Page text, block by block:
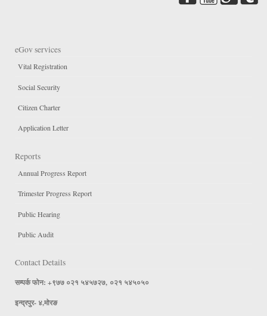
eGov services
Vital Registration
Social Security
Citizen Charter
Application Letter
Reports
Annual Progress Report
Trimester Progress Report
Public Hearing
Public Audit
Contact Details
सम्पर्क फोन: +९७७ ०२१ ५४५७२७, ०२१ ५४५०५०
इन्द्रपुर- ४,मोरङ